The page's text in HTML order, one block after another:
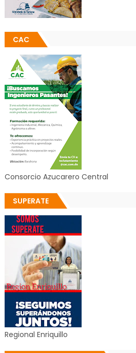
CAC
Consorcio Azucarero Central
SUPERATE
Regional Enriquillo